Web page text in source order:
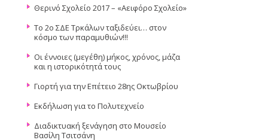
Θερινό Σχολείο 2017 – «Αειφόρο Σχολείο»
Το 2ο ΣΔΕ Τρκάλων ταξιδεύει… στον
κόσμο των παραμυθιών!!!
Οι έννοιες (μεγέθη) μήκος, χρόνος, μάζα
και η ιστορικότητά τους
Γιορτή για την Επέτειο 28ης Οκτωβρίου
Εκδήλωση για το Πολυτεχνείο
Διαδικτυακή ξενάγηση στο Μουσείο
Βασίλη Τσιτσάνη